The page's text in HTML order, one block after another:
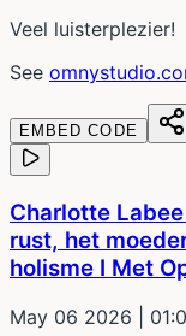
Veel luisterplezier!
See
EMBED CODE
Charlotte
rust, het
holisme I Met
May 06 2026 |